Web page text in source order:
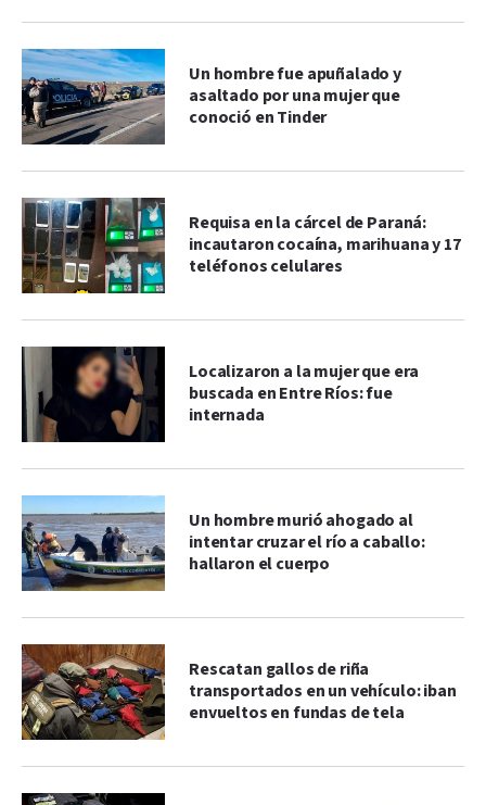
Un hombre fue apuñalado y
asaltado por una mujer que
conoció en Tinder
Requisa en la cárcel de Paraná:
incautaron cocaína, marihuana y 17
teléfonos celulares
Localizaron a la mujer que era
buscada en Entre Ríos: fue
internada
Un hombre murió ahogado al
intentar cruzar el río a caballo:
hallaron el cuerpo
Rescatan gallos de riña
transportados en un vehículo: iban
envueltos en fundas de tela